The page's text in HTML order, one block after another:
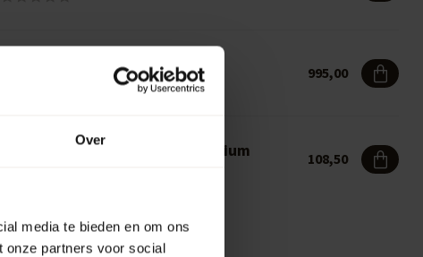
Over
media te bieden en om ons
onze partners voor social
Wine barrel chair "Brandy" 995,00
Menu cardholder "Barrel" - Medium 108,50